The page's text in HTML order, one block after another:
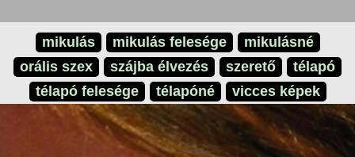
mikulás mikulás felesége
mikulásné
orális szex
szájba élvezés szerető
télapó
télapó felesége
télapóné vicces képek